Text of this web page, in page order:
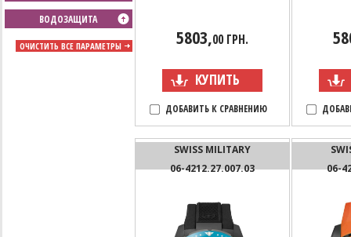
ВОДОЗАЩИТА
ОЧИСТИТЬ ВСЕ ПАРАМЕТРЫ 5803,00 ГРН.
КУПИТЬ
ДОБАВИТЬ К СРАВНЕНИЮ
SWISS MILITARY
06-4212.27.007.03
06-